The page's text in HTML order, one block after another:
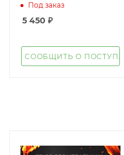
Под заказ
5 450 ₽
СООБЩИТЬ О